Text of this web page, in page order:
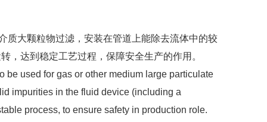
质大颗粒物过滤，安装在管道上能除去流体中的较
，达到稳定工艺过程，保障安全生产的作用。
be used for gas or other medium large particulate
impurities in the fluid device (including a
process, to ensure safety in production role.